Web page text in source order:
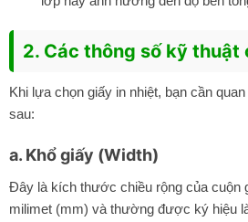
2. Các thông số kỹ thuật
Khi lựa chọn giấy in nhiệt, bạn cần
sau:
a. Khổ giấy (Width)
Đây là kích thước chiều rộng của cuộn
milimet (mm) và thường được ký hiệu là